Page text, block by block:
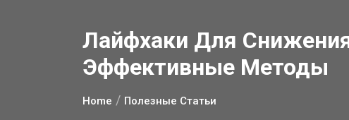
Лайфхаки Для
Эффективные Методы
Home Полезные Статьи